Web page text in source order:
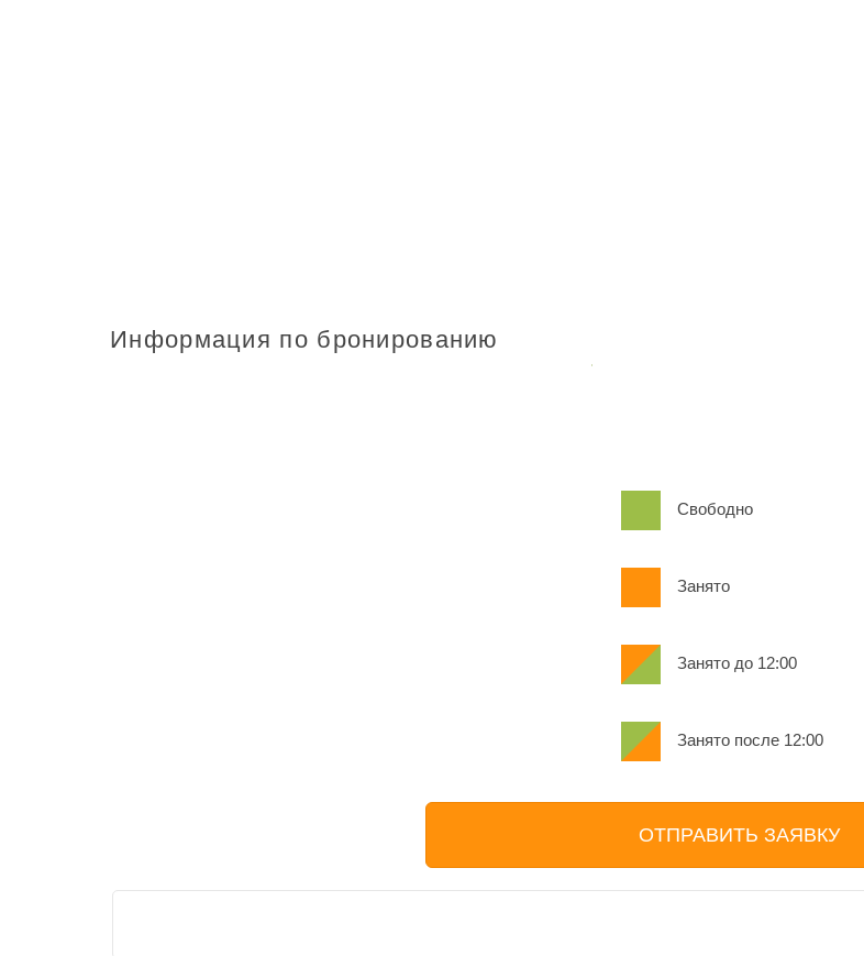
Информация по бронированию
Свободно
Занято
Занято до 12:00
Занято после 12:00
ОТПРАВИТЬ ЗАЯВКУ